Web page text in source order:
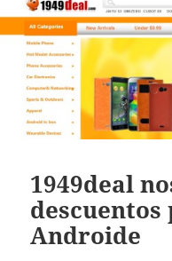
1949deal
descuentos
Androide